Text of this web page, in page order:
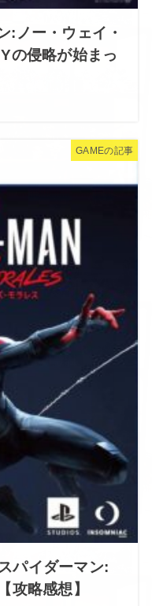
ノー・ウェイ・
の侵略が始まっ
GAMEの記事
パイダーマン:
攻略感想】